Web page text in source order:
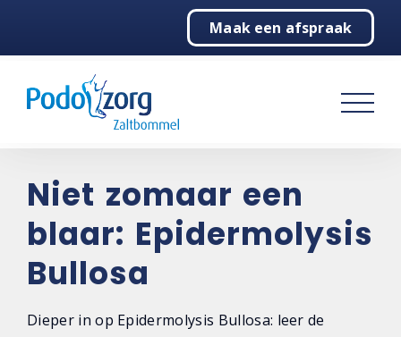
Maak een afspraak
Podologie
Behandelingen
Over ons
Contact
Niet zomaar een
blaar: Epidermolysis
Bullosa
Dieper in op Epidermolysis Bullosa: leer de